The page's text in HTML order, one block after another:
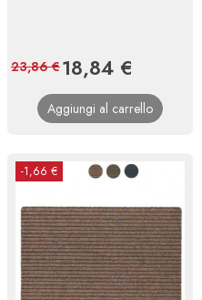
Prezzo
18,84 €
base
23,86 €
Aggiungi al carrello
-1,66 €